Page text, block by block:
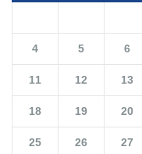
4 5 6
11 12 13
18 19 20
25 26 27